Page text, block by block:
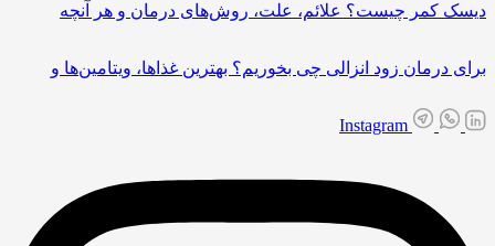
دیسک کمر چیست؟ علائم، علت، روش‌های درمان و هر آنچه
برای درمان زود انزالی چی بخوریم؟ بهترین غذاها، ویتامین‌ها و
Instagram